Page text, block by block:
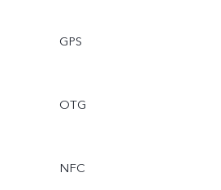
GPS
OTG
NFC